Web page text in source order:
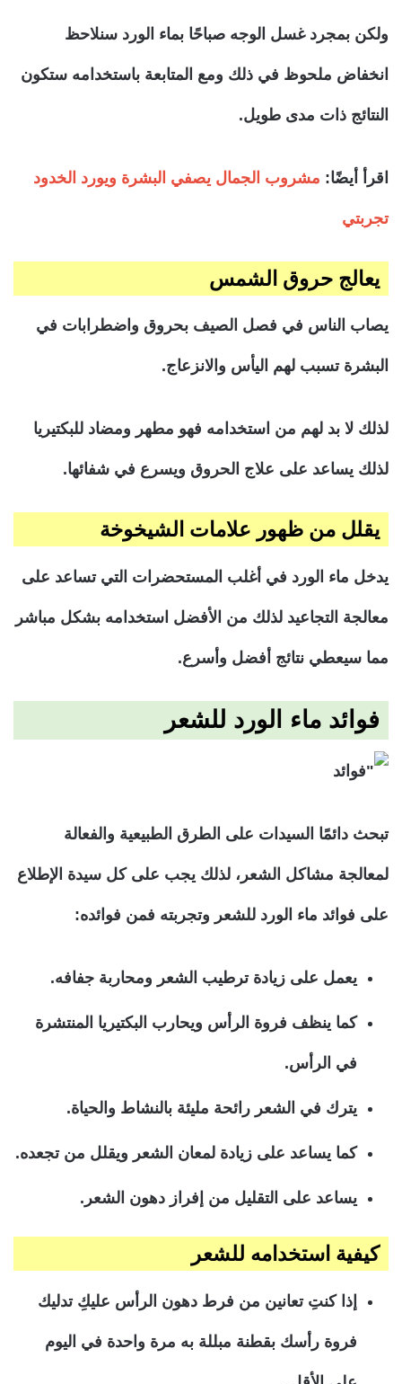
ولكن بمجرد غسل الوجه صباحًا بماء الورد سنلاحظ
انخفاض ملحوظ في ذلك ومع المتابعة باستخدامه ستكون
النتائج ذات مدى طويل.
اقرأ أيضًا: مشروب الجمال يصفي البشرة ويورد الخدود
تجربتي
يعالج حروق الشمس
يصاب الناس في فصل الصيف بحروق واضطرابات في
البشرة تسبب لهم اليأس والانزعاج.
لذلك لا بد لهم من استخدامه فهو مطهر ومضاد للبكتيريا
لذلك يساعد على علاج الحروق ويسرع في شفائها.
يقلل من ظهور علامات الشيخوخة
يدخل ماء الورد في أغلب المستحضرات التي تساعد على
معالجة التجاعيد لذلك من الأفضل استخدامه بشكل مباشر
مما سيعطي نتائج أفضل وأسرع.
فوائد ماء الورد للشعر
تبحث دائمًا السيدات على الطرق الطبيعية والفعالة
لمعالجة مشاكل الشعر، لذلك يجب على كل سيدة الإطلاع
على فوائد ماء الورد للشعر وتجربته فمن فوائده:
يعمل على زيادة ترطيب الشعر ومحاربة جفافه.
كما ينظف فروة الرأس ويحارب البكتيريا المنتشرة
في الرأس.
يترك في الشعر رائحة مليئة بالنشاط والحياة.
كما يساعد على زيادة لمعان الشعر ويقلل من تجعده.
يساعد على التقليل من إفراز دهون الشعر.
كيفية استخدامه للشعر
إذا كنتِ تعانين من فرط دهون الرأس عليكِ تدليك
فروة رأسك بقطنة مبللة به مرة واحدة في اليوم